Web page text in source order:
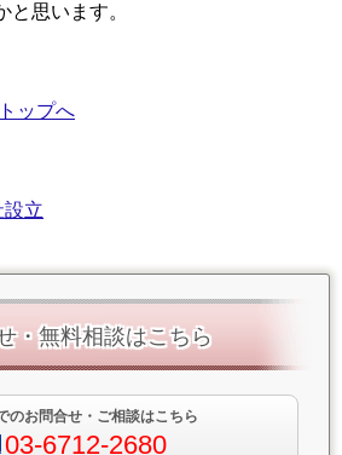
と思います。
ップへ
立
・無料相談はこちら
のお問合せ・ご相談はこちら
03-6712-2680